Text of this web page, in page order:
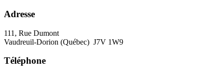
Adresse
111, Rue Dumont
Vaudreuil-Dorion (Québec) J7V 1W9
Téléphone